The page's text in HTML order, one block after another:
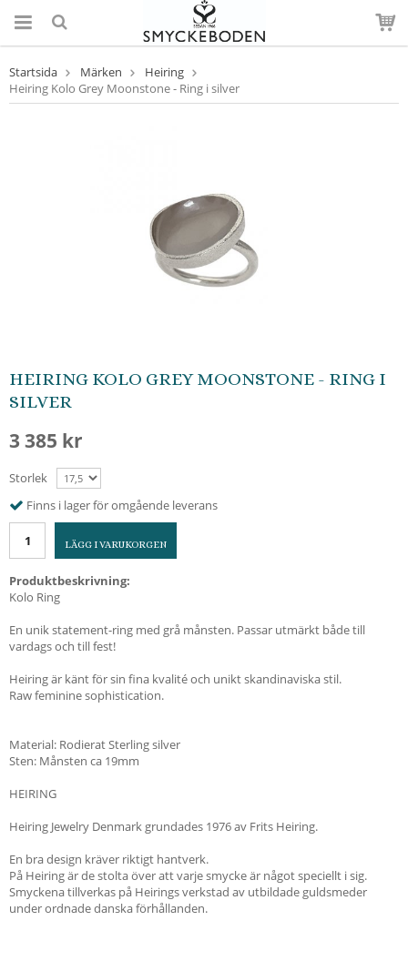
Startsida Märken
Heiring
Heiring Kolo Grey Moonstone - Ring i silver
HEIRING KOLO GREY MOONSTONE - RING I
SILVER
3 385 kr
Storlek
Finns i lager för omgående leverans
LÄGG I VARUKORGEN
Produktbeskrivning:
Kolo Ring
En unik statement-ring med grå månsten. Passar utmärkt både till
vardags och till fest!
Heiring är känt för sin fina kvalité och unikt skandinaviska stil.
Raw feminine sophistication.
Material: Rodierat Sterling silver
Sten: Månsten ca 19mm
HEIRING
Heiring Jewelry Denmark grundades 1976 av Frits Heiring.
En bra design kräver riktigt hantverk.
På Heiring är de stolta över att varje smycke är något speciellt i sig.
Smyckena tillverkas på Heirings verkstad av utbildade guldsmeder
under ordnade danska förhållanden.